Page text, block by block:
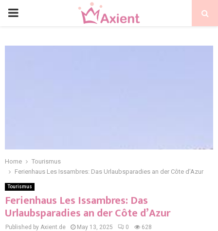
Home
Tourismus
Ferienhaus Les Issambres: Das Urlaubsparadies an der Côte d’Azur
Tourismus
Ferienhaus Les Issambres: Das
Urlaubsparadies an der Côte d’Azur
Published by Axient.de May 13, 2025 0 628